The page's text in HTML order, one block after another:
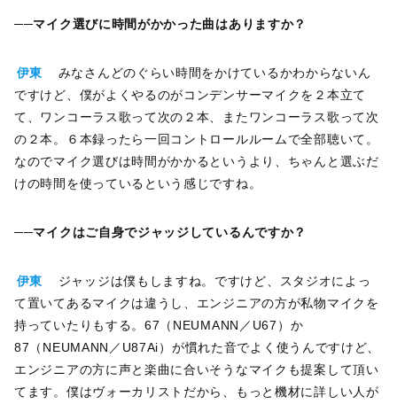
──マイク選びに時間がかかった曲はありますか？
伊東
みなさんどのぐらい時間をかけているかわからないん
ですけど、僕がよくやるのがコンデンサーマイクを２本立て
て、ワンコーラス歌って次の２本、またワンコーラス歌って次
の２本。６本録ったら一回コントロールルームで全部聴いて。
なのでマイク選びは時間がかかるというより、ちゃんと選ぶだ
けの時間を使っているという感じですね。
──マイクはご自身でジャッジしているんですか？
伊東
ジャッジは僕もしますね。ですけど、スタジオによっ
て置いてあるマイクは違うし、エンジニアの方が私物マイクを
持っていたりもする。67（NEUMANN／U67）か
87（NEUMANN／U87Ai）が慣れた音でよく使うんですけど、
エンジニアの方に声と楽曲に合いそうなマイクも提案して頂い
てます。僕はヴォーカリストだから、もっと機材に詳しい人が